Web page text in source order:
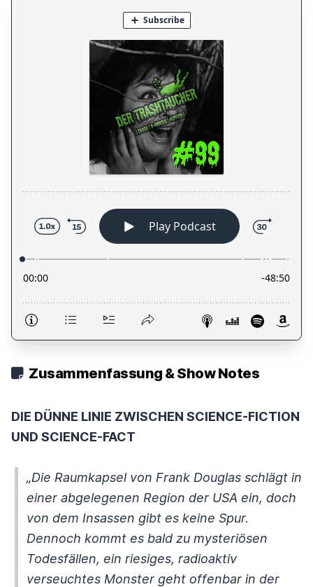
Zusammenfassung & Show Notes
DIE DÜNNE LINIE ZWISCHEN SCIENCE-FICTION
UND SCIENCE-FACT
„Die Raumkapsel von Frank Douglas schlägt in
einer abgelegenen Region der USA ein, doch
von dem Insassen gibt es keine Spur.
Dennoch kommt es bald zu mysteriösen
Todesfällen, ein riesiges, radioaktiv
verseuchtes Monster geht offenbar in der